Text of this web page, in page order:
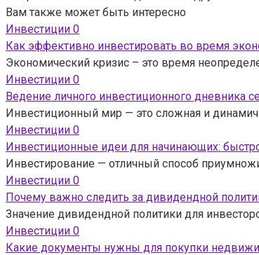
Вам также может быть интересно
Инвестиции 0
Как эффективно инвестировать во время
Экономический кризис – это время
Инвестиции 0
Ведение личного инвестиционного дневника
Инвестиционный мир — это сложная и
Инвестиции 0
Инвестиционные идеи для начинающих:
Инвестирование — отличный способ
Инвестиции 0
Почему важно следить за дивидендной
Значение дивидендной политики для
Инвестиции 0
Какие документы нужны для покупки